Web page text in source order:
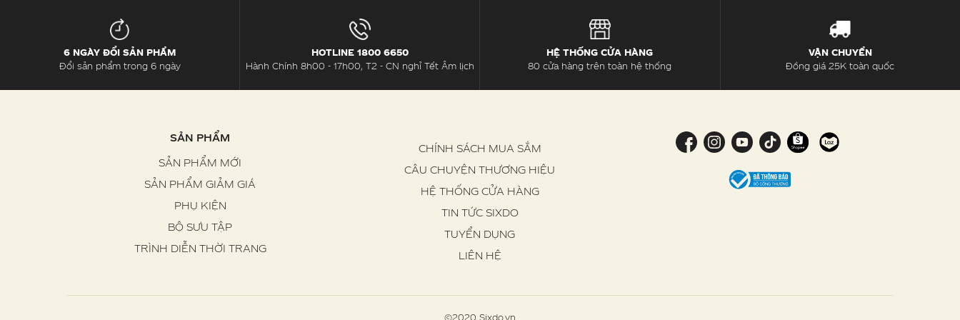
6 NGÀY ĐỔI SẢN PHẨM
Đổi sản phẩm trong 6 ngày
HOTLINE 1800 6650
Hành Chính 8h00 - 17h00, T2 - CN nghỉ Tết Âm lịch
HỆ THỐNG CỬA HÀNG
80 cửa hàng trên toàn hệ thống
VẬN CHUYỂN
Đồng giá 25K toàn quốc
SẢN PHẨM
SẢN PHẨM MỚI
SẢN PHẨM GIẢM GIÁ
PHỤ KIỆN
BỘ SƯU TẬP
TRÌNH DIỄN THỜI TRANG
CHÍNH SÁCH MUA SẮM
CÂU CHUYỆN THƯƠNG HIỆU
HỆ THỐNG CỬA HÀNG
TIN TỨC SIXDO
TUYỂN DỤNG
LIÊN HỆ
©2020 Sixdo.vn